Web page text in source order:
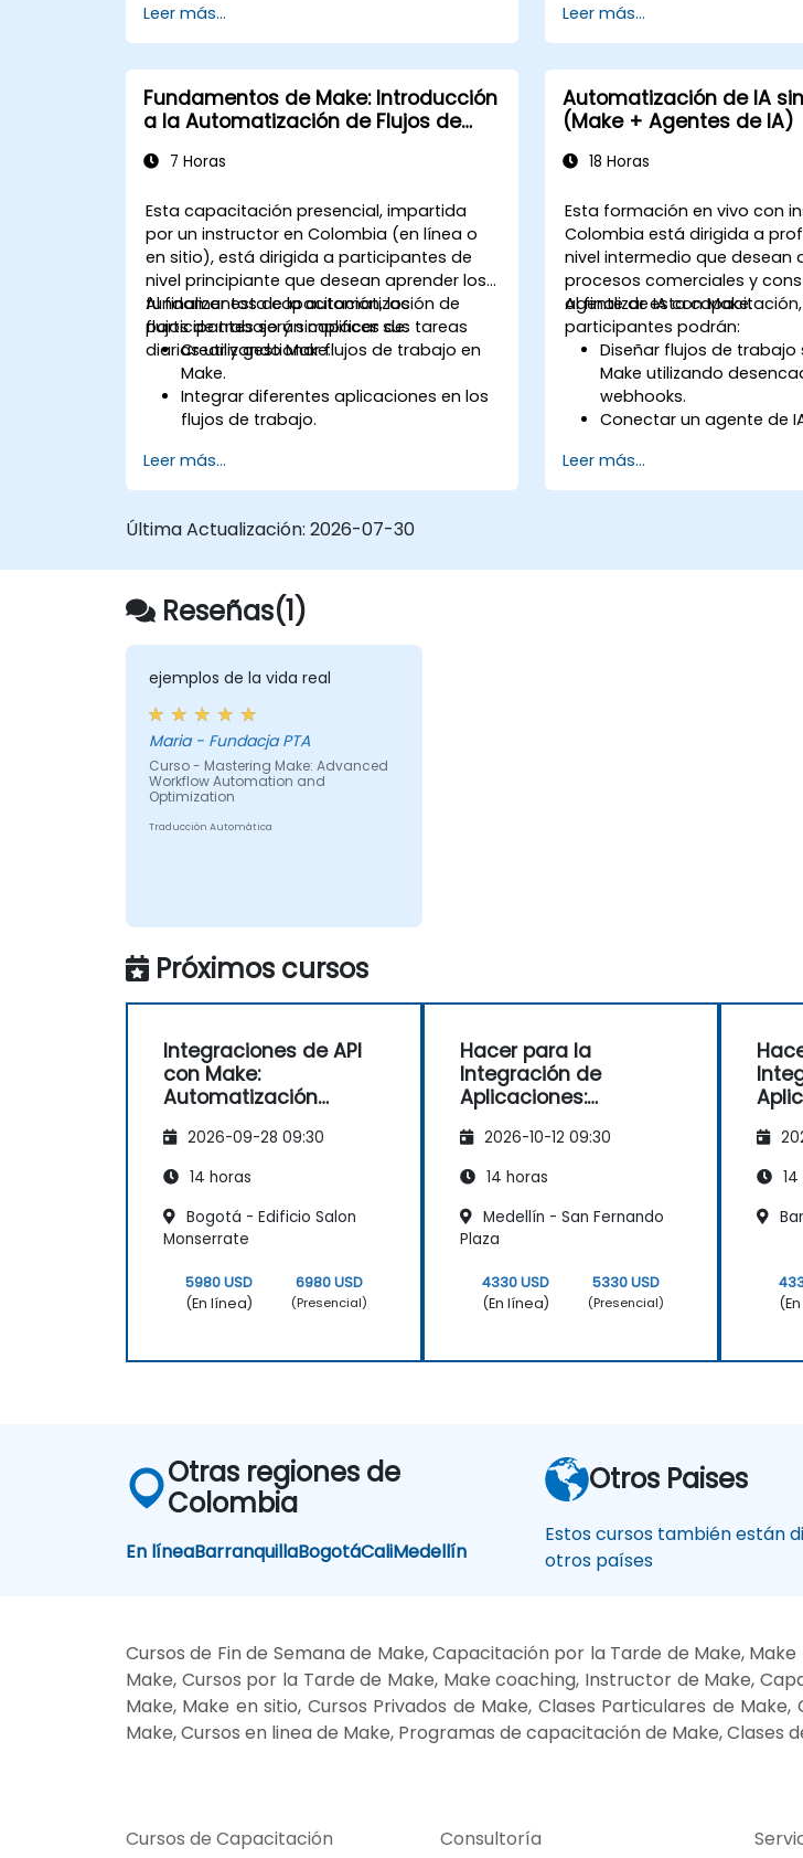
en múltiples plataformas.
Configurar flujos de trabajo
automatizados para la comunicación
y el soporte al cliente.
Optimizar las ventas y la gestión de
inventarios mediante estrategias
avanzadas de automatización.
Leer más...
través de plataformas
Sincronizar datos entre
de marketing como
HubSpot y plataformas
sociales.
Monitorear y analizar
automatizados para
Adoptar las mejores
estrategias de
marketing escalables.
Leer más...
Fundamentos de Make: Introducción
a la Automatización de Flujos de
7 Horas
Esta capacitación presencial, impartida
por un instructor en Colombia (en línea o
en sitio), está dirigida a participantes de
nivel principiante que desean aprender los
fundamentos de la automatización de
flujos de trabajo y simplificar sus tareas
diarias utilizando Make.
Al finalizar esta capacitación, los
participantes serán capaces de:
Crear y gestionar flujos de trabajo en
Make.
Integrar diferentes aplicaciones en los
flujos de trabajo.
sincronización de datos, notificaciones
y gestión de archivos.
predefinidas y crear flujos de trabajo
depurar flujos de trabajo.
Leer más...
Automatización de IA
(Make + Agentes de IA)
18 Horas
Esta formación en vivo con
Colombia está dirigida a
nivel intermedio que desean
procesos comerciales y
agente de IA con Make.
Al finalizar esta
participantes podrán:
Diseñar flujos de trabajo
Make utilizando
webhooks.
Conectar un agente de
Automatizar un proceso
principio a fin,
Leer más...
Última Actualización: 2026-07-30
Reseñas(1)
ejemplos de la vida real
Maria - Fundacja PTA
Curso - Mastering Make: Advanced
Workflow Automation and
Optimization
Traducción Automática
Próximos cursos
Integraciones de API
con Make:
Automatización
2026-09-28 09:30
14 horas
Bogotá - Edificio Salon
Monserrate
5980 USD
(En línea)
6980 USD
(Presencial)
Hacer para la
Integración de
Aplicaciones:
Flujos de Trabajo
Empresariales
2026-10-12 09:30
14 horas
Medellín - San Fernando
Plaza
4330 USD
(En línea)
5330 USD
(Presencial)
Otras regiones de
Colombia
En líneaBarranquillaBogotáCaliMedellín
Otros Paises
Estos cursos también están
otros países
Cursos de Fin de Semana de Make, Capacitación por la Tarde de Make,
Make, Cursos por la Tarde de Make, Make coaching, Instructor de Make,
Make, Make en sitio, Cursos Privados de Make, Clases Particulares de
Make, Cursos en linea de Make, Programas de capacitación de Make, Clases
Cursos de Capacitación
Consultoría